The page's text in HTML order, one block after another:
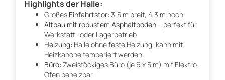
Highlights der Halle:
Großes Einfahrtstor: 3,5 m breit, 4,3 m hoch
Altbau mit robustem Asphaltboden– perfekt für
Werkstatt- oder Lagerbetrieb
Heizung: Halle ohne feste Heizung, kann mit
Heizkanone temperiert werden
Büro: Zweistöckiges Büro (je 6 x 5 m) mit Elektro-
Ofen beheizbar